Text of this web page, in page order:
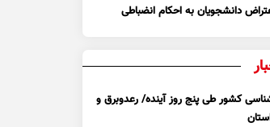
کشور طی پنج روز آینده/ رعدوبرق و